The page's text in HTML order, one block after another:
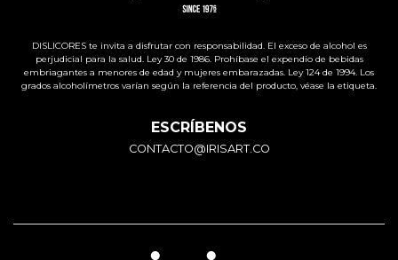
DISLICORES te invita a disfrutar con responsabilidad. El exceso de alcohol es
perjudicial para la salud. Ley 30 de 1986. Prohíbase el expendio de bebidas
embriagantes a menores de edad y mujeres embarazadas. Ley 124 de 1994. Los
grados alcoholímetros varían según la referencia del producto, véase la etiqueta.
ESCRÍBENOS
CONTACTO@IRISART.CO